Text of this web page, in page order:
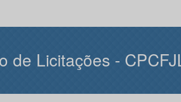
de Licitações -